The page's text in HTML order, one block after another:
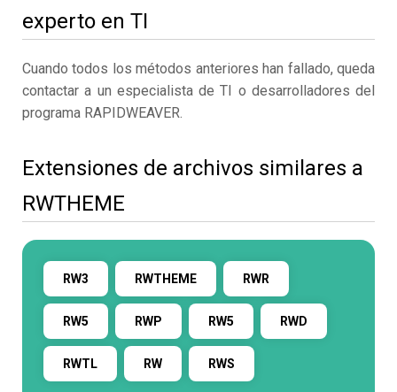
experto en TI
Cuando todos los métodos anteriores han fallado, queda
contactar a un especialista de TI o desarrolladores del
programa RAPIDWEAVER.
Extensiones de archivos similares a
RWTHEME
RW3 RWTHEME RWR
RW5 RWP RW5 RWD
RWTL RW RWS